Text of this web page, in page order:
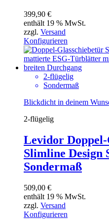
399,90 €
enthält 19 % MwSt.
zzgl. Versand
Konfigurieren
2-flügelig
Sondermaß
Blickdicht in deinem
2-flügelig
Levidor
Slimline Design
Sondermaß
509,00 €
enthält 19 % MwSt.
zzgl. Versand
Konfigurieren